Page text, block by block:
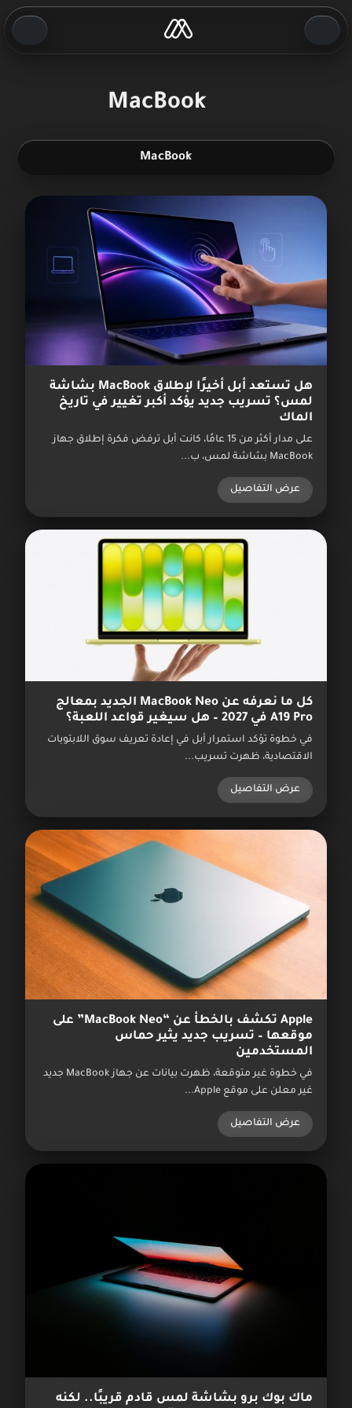
هل تستعد أبل أخيرًا لإطلاق MacBook بشاشة
لمس؟ تسريب جديد يؤكد أكبر تغيير في تاريخ
الماك
على مدار أكثر من 15 عامًا، كانت أبل ترفض فكرة إطلاق جهاز
MacBook بشاشة لمس، ب...
عرض التفاصيل
كل ما نعرفه عن MacBook Neo الجديد بمعالج
A19 Pro في 2027 – هل سيغير قواعد اللعبة؟
في خطوة تؤكد استمرار أبل في إعادة تعريف سوق اللابتوبات
الاقتصادية، ظهرت تسريب...
عرض التفاصيل
Apple تكشف بالخطأ عن “MacBook Neo” على
موقعها – تسريب جديد يثير حماس
المستخدمين
في خطوة غير متوقعة، ظهرت بيانات عن جهاز MacBook جديد
غير معلن على موقع Apple...
عرض التفاصيل
ماك بوك برو بشاشة لمس قادم قريبًا.. لكنه